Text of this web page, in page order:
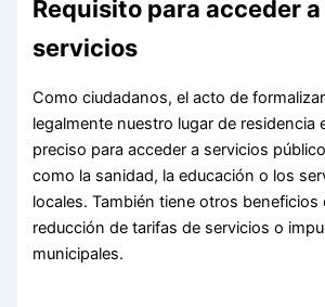
Requisito para acceder
servicios
Como ciudadanos, el acto de
legalmente nuestro lugar de residencia
preciso para acceder a servicios
como la sanidad, la educación o los
locales. También tiene otros beneficios
reducción de tarifas de servicios o
municipales.